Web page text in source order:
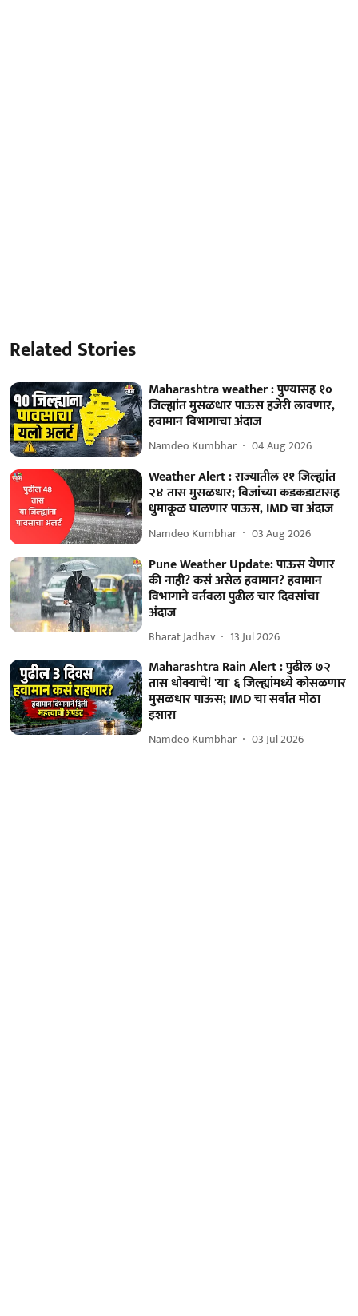
Related Stories
Maharashtra weather : पुण्यासह १०
जिल्ह्यांत मुसळधार पाऊस हजेरी लावणार,
हवामान विभागाचा अंदाज
Namdeo Kumbhar 04 Aug 2026
Weather Alert : राज्यातील ११ जिल्ह्यांत
२४ तास मुसळधार; विजांच्या कडकडाटासह
धुमाकूळ घालणार पाऊस, IMD चा अंदाज
Namdeo Kumbhar 03 Aug 2026
Pune Weather Update: पाऊस येणार
की नाही? कसं असेल हवामान? हवामान
विभागाने वर्तवला पुढील चार दिवसांचा
अंदाज
Bharat Jadhav 13 Jul 2026
Maharashtra Rain Alert : पुढील ७२
तास धोक्याचे! 'या' ६ जिल्ह्यांमध्ये कोसळणार
मुसळधार पाऊस; IMD चा सर्वात मोठा
इशारा
Namdeo Kumbhar 03 Jul 2026